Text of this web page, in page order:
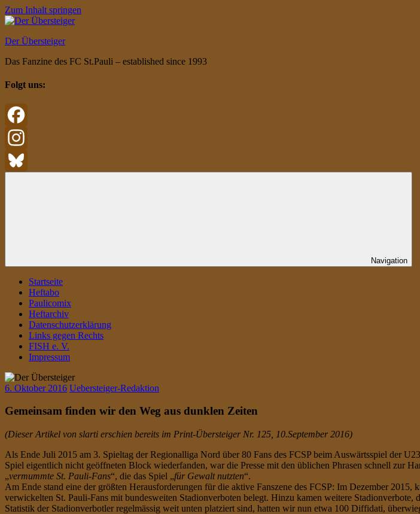
Zum Inhalt springen
Der Übersteiger
Das Fanzine des FC St.Pauli – established since 1993
Folgt uns:
Facebook
Instagram
Navigation
Startseite
Heftabo
Paulicomix
Heftarchiv
Datenschutzerklärung
Links gegen Rechts
FISH e. V.
Impressum
6. Oktober 2016 Uebersteiger-Redaktion
Gemeinsam finden wir den Weg aus dunklen Zeiten
(Dieser Artikel von slarti erschien bereits im Print-Übersteiger Nr. 125, 10.September 2016)
Als Ende Juli 2015 am 3. Spieltag der Regionalliga Nord über 80 Fans des FCSP beim Auswärtsspiel der
Spiel eigentlich nicht geöffneten Block wiederfanden, war die Presse mit den üblichen Phrasen schnell zur
„vermummte St. Pauli-Fans“, die das Spiel „für Gewalt nutzten“.
Am Ende stand eine der größten Herausforderungen für die aktive Fanszene des FCSP: Im Dezember
verwickelten St. Pauli-Fans mit bundesweiten Stadionverboten belegt. Hinzu kamen weitere
Statistik der Stadionverbotler regelmässig weit unten platziert sind, hatten wir nun etwa 100 Diffidati,